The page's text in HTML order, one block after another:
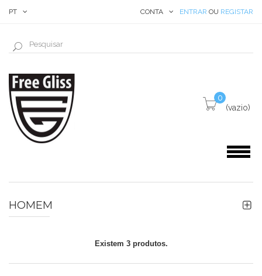
ENTRAR OU REGISTAR
CONTA
PT
0
(vazio)
HOMEM
Existem 3 produtos.